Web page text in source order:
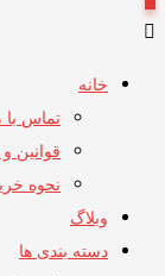
خانه
تماس با
قوانین
نحوه
وبلاگ
دسته بندی ها